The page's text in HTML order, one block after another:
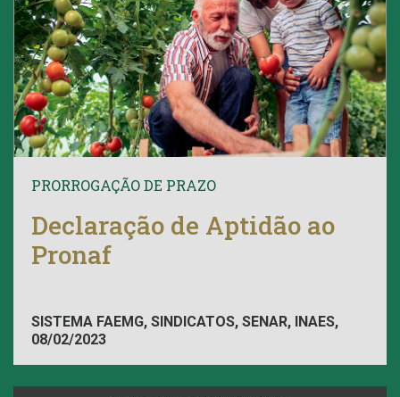
PRORROGAÇÃO DE PRAZO
Declaração de Aptidão ao
Pronaf
SISTEMA FAEMG, SINDICATOS, SENAR, INAES,
FAEMG
08/02/2023